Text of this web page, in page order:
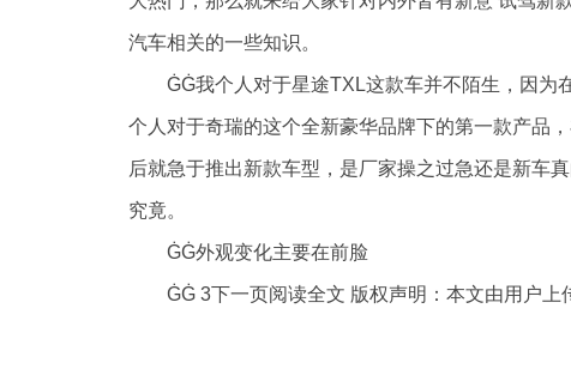
汽车相关的一些知识。
ĠĠ我个人对于星途TXL这款车并不陌生，因为
个人对于奇瑞的这个全新豪华品牌下的第一款产品
后就急于推出新款车型，是厂家操之过急还是新车
究竟。
ĠĠ外观变化主要在前脸
ĠĠ 3下一页阅读全文 版权声明：本文由用户上